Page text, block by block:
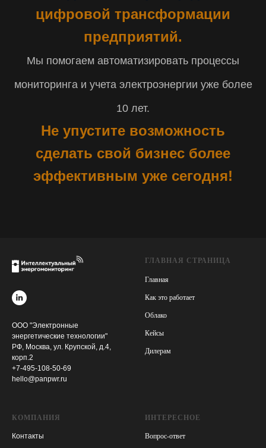
цифровой трансформации
предприятий.
Мы помогаем автоматизировать процессы
мониторинга и учета электроэнергии уже более
10 лет.
Не упустите возможность
сделать свой бизнес более
эффективным уже сегодня!
ООО "Электронные
энергетические технологии"
РФ, Москва, ул. Крупской, д.4,
корп.2
+7-495-108-50-69
hello@panpwr.ru
ГЛАВНАЯ СТРАНИЦА
Главная
Как это работает
Облако
Кейсы
Дилерам
КОМПАНИЯ
Контакты
ИНТЕРЕСНОЕ
Вопрос-ответ